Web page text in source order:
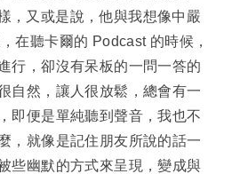
，又或是說，他與我想像中嚴
在聽卡爾的 Podcast 的時候，
行，卻沒有呆板的一問一答的
自然，讓人很放鬆，總會有一
即便是單純聽到聲音，我也不
，就像是記住朋友所說的話一
些幽默的方式來呈現，變成與